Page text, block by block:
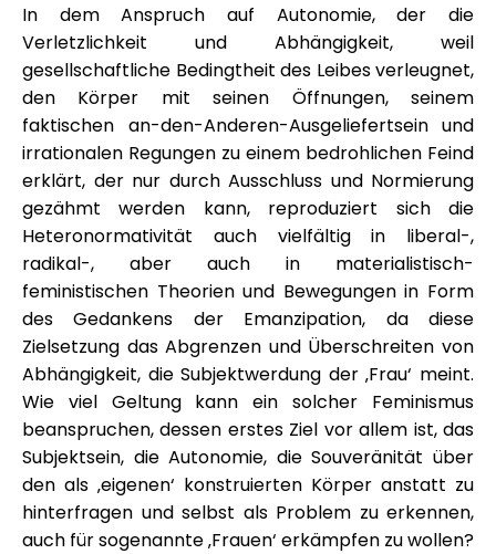
In dem Anspruch auf Autonomie, der die
Verletzlichkeit und Abhängigkeit, weil
gesellschaftliche Bedingtheit des Leibes verleugnet,
den Körper mit seinen Öffnungen, seinem
faktischen an-den-Anderen-Ausgeliefertsein und
irrationalen Regungen zu einem bedrohlichen Feind
erklärt, der nur durch Ausschluss und Normierung
gezähmt werden kann, reproduziert sich die
Heteronormativität auch vielfältig in liberal-,
radikal-, aber auch in materialistisch-
feministischen Theorien und Bewegungen in Form
des Gedankens der Emanzipation, da diese
Zielsetzung das Abgrenzen und Überschreiten von
Abhängigkeit, die Subjektwerdung der ‚Frau‘ meint.
Wie viel Geltung kann ein solcher Feminismus
beanspruchen, dessen erstes Ziel vor allem ist, das
Subjektsein, die Autonomie, die Souveränität über
den als ‚eigenen‘ konstruierten Körper anstatt zu
hinterfragen und selbst als Problem zu erkennen,
auch für sogenannte ‚Frauen‘ erkämpfen zu wollen?